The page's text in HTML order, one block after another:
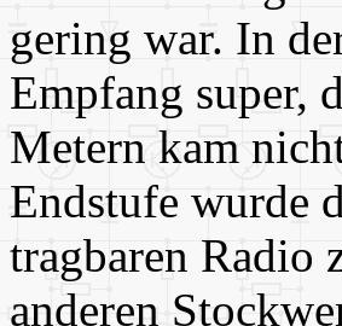
gering war. In
Empfang super,
Metern kam
Endstufe wurde
tragbaren Radio
anderen